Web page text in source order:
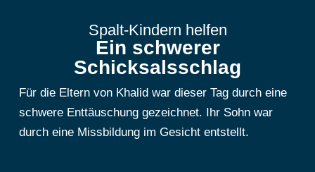
Spalt-Kindern helfen
Ein schwerer
Schicksalsschlag
Für die Eltern von Khalid war dieser Tag durch eine
schwere Enttäuschung gezeichnet. Ihr Sohn war
durch eine Missbildung im Gesicht entstellt.